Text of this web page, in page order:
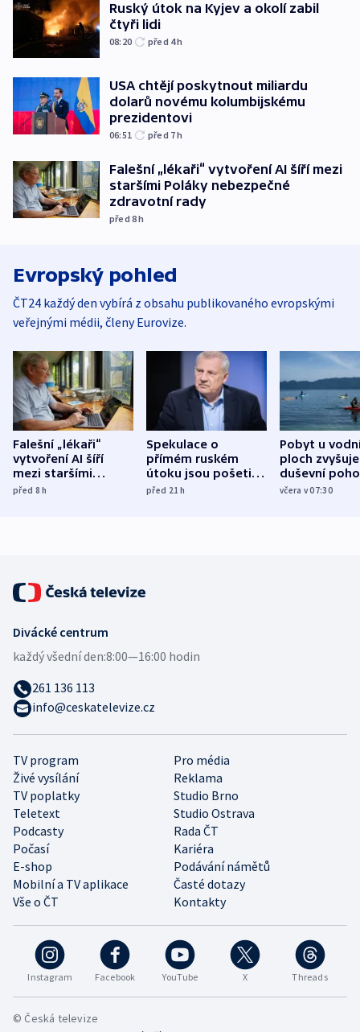
Ruský útok na Kyjev a okolí zabil
čtyři lidi
08:20 před 4h
USA chtějí poskytnout miliardu
dolarů novému kolumbijskému
prezidentovi
06:51 před 7h
Falešní „lékaři“ vytvoření AI šíří mezi
staršími Poláky nebezpečné
zdravotní rady
před 8h
Evropský pohled
ČT24 každý den vybírá z obsahu publikovaného evropskými
veřejnými médii, členy Eurovize.
Falešní „lékaři“
vytvoření AI šíří
mezi staršími
Poláky nebezpečné
před 8h
Spekulace o
přímém ruském
útoku jsou pošetilé,
míní estonský
před 21h
Pobyt u
ploch zvyšuje
duševní
ukázala
včera v 07:30
Instagram Facebook YouTube X Threads
TV program
Pro média
Živé vysílání
Reklama
TV poplatky
Studio Brno
Teletext
Studio Ostrava
Podcasty
Rada ČT
Počasí
Kariéra
E-shop
Podávání námětů
Mobilní a TV aplikace
Časté dotazy
Vše o ČT
Kontakty
Divácké centrum
každý všední den:8:00—16:00 hodin
261 136 113
info@ceskatelevize.cz
© Česká televize